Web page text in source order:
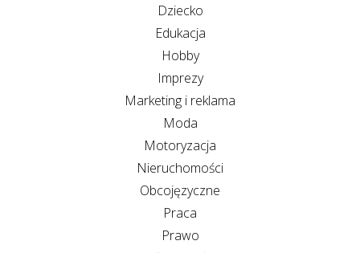
Dziecko
Edukacja
Hobby
Imprezy
Marketing i reklama
Moda
Motoryzacja
Nieruchomości
Obcojęzyczne
Praca
Prawo